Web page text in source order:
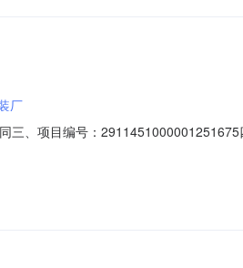
厂
、项目编号：
马卡龙防晒服001便携透气数量：